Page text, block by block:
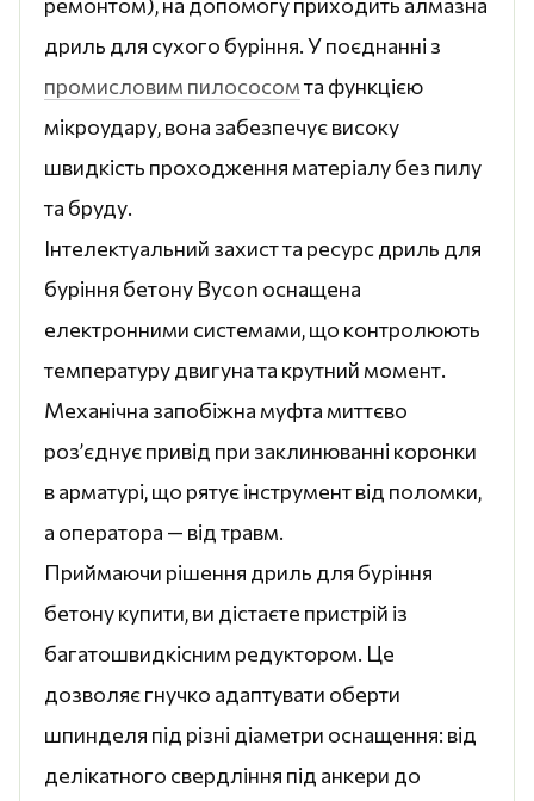
дриль для сухого буріння. У поєднанні з
промисловим пилососомта функцією
мікроудару, вона забезпечує високу
швидкість проходження матеріалу без пилу
та бруду.
Інтелектуальний захист та ресурс дриль для
буріння бетону Bycon оснащена
електронними системами, що контролюють
температуру двигуна та крутний момент.
Механічна запобіжна муфта миттєво
роз’єднує привід при заклинюванні коронки
в арматурі, що рятує інструмент від поломки,
а оператора — від травм.
Приймаючи рішення дриль для буріння
бетону купити, ви дістаєте пристрій із
багатошвидкісним редуктором. Це
дозволяє гнучко адаптувати оберти
шпинделя під різні діаметри оснащення: від
делікатного свердління під анкери до